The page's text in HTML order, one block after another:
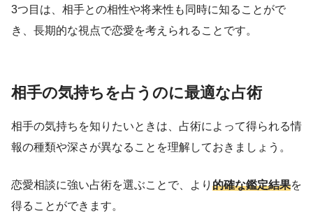
3つ目は、相手との相性や将来性も同時に知ることがで
き、長期的な視点で恋愛を考えられることです。
相手の気持ちを占うのに最適な占術
相手の気持ちを知りたいときは、占術によって得られる情
報の種類や深さが異なることを理解しておきましょう。
恋愛相談に強い占術を選ぶことで、より 的確な鑑定結果を
得ることができます。